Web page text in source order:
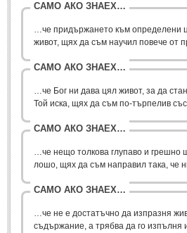
SMS-И
SMS-И
Забавни SMS-и
SMS-и за приятели
МЪДРОСТИ
МЪДРОСТИ - КАТЕГОРИИ
Мъдри мисли
САМО АКО ЗНАЕХ…
…че придържането към определени
живот, щях да съм научил повече от
САМО АКО ЗНАЕХ…
…че Бог ни дава цял живот, за да
Той иска, щях да съм по-търпелив
САМО АКО ЗНАЕХ…
…че нещо толкова глупаво и грешно
лошо, щях да съм направил така, че
САМО АКО ЗНАЕХ…
…че не е достатъчно да изпразня
съдържание, а трябва да го изпълня